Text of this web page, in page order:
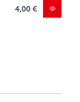
4,00 €